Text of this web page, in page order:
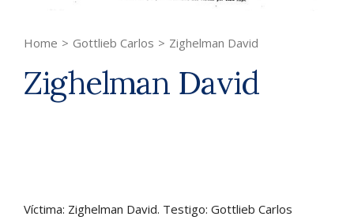
Home > Gottlieb Carlos > Zighelman David
Zighelman David
Víctima: Zighelman David. Testigo: Gottlieb Carlos